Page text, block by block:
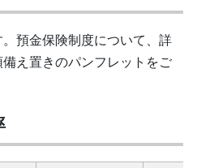
預金保険制度について、詳
え置きのパンフレットをご